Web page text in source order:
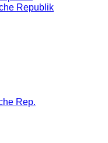
Republik
Rep.